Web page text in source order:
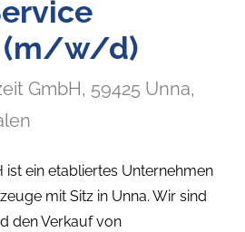
(m/w/d)
GmbH, 59425 Unna,
ist ein etabliertes Unternehmen
mit Sitz in Unna. Wir sind
den Verkauf von